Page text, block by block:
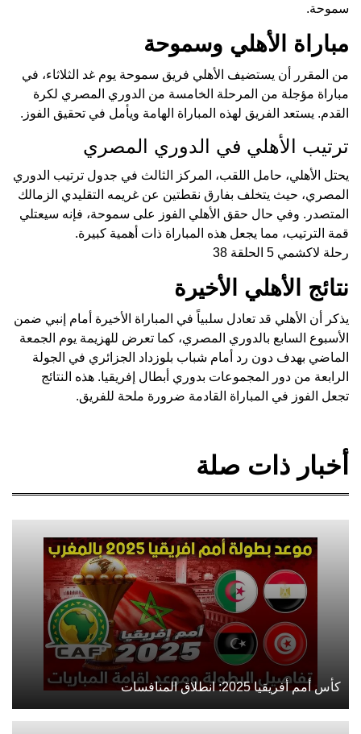
سموحة.
مباراة الأهلي وسموحة
من المقرر أن يستضيف الأهلي فريق سموحة يوم غد الثلاثاء، في
مباراة مؤجلة من المرحلة الخامسة من الدوري المصري لكرة
القدم. يستعد الفريق لهذه المباراة الهامة ويأمل في تحقيق الفوز.
ترتيب الأهلي في الدوري المصري
يحتل الأهلي، حامل اللقب، المركز الثالث في جدول ترتيب الدوري
المصري، حيث يتخلف بفارق نقطتين عن غريمه التقليدي الزمالك
المتصدر. وفي حال حقق الأهلي الفوز على سموحة، فإنه سيعتلي
قمة الترتيب، مما يجعل هذه المباراة ذات أهمية كبيرة.
رحلة لاكشمي 5 الحلقة 38
نتائج الأهلي الأخيرة
يذكر أن الأهلي قد تعادل سلبياً في المباراة الأخيرة أمام إنبي ضمن
الأسبوع السابع بالدوري المصري، كما تعرض للهزيمة يوم الجمعة
الماضي بهدف دون رد أمام شباب بلوزداد الجزائري في الجولة
الرابعة من دور المجموعات بدوري أبطال إفريقيا. هذه النتائج
تجعل الفوز في المباراة القادمة ضرورة ملحة للفريق.
أخبار ذات صلة
كأس أمم أفريقيا 2025: انطلاق المنافسات